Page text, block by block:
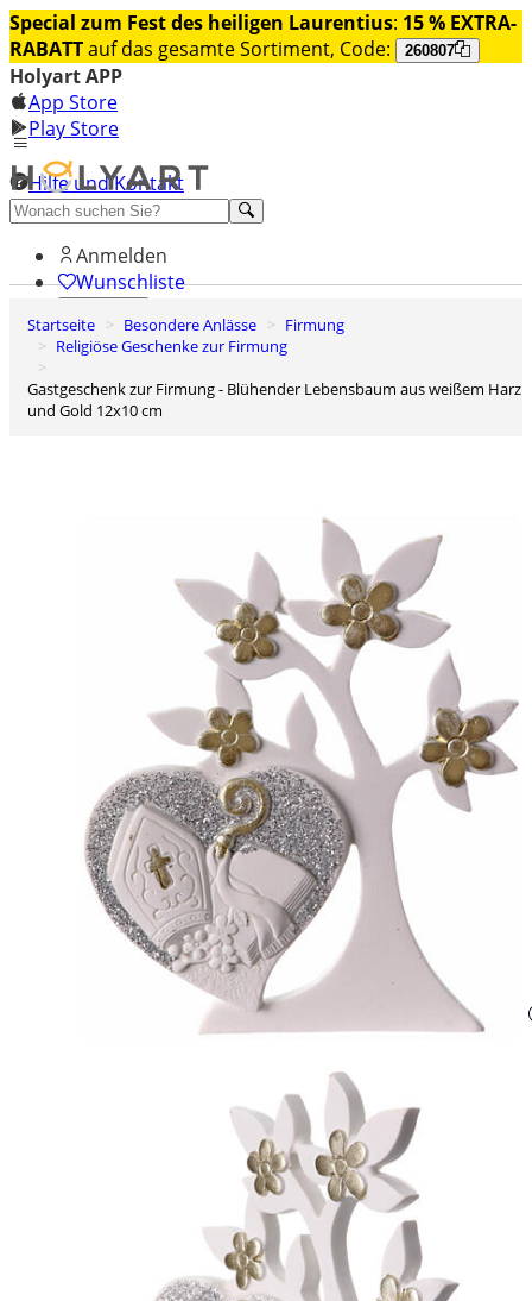
Special zum Fest des heiligen Laurentius: 15 % EXTRA-
RABATTauf das gesamte Sortiment, Code: 260807
Holyart APP
App Store
Play Store
Hilfe und Kontakt
Entdecken Sie Premium
Anmelden
Wunschliste
0
Warenkorb
Startseite Besondere Anlässe
Firmung
Religiöse Geschenke zur Firmung
Gastgeschenk zur Firmung - Blühender Lebensbaum aus weißem Harz
und Gold 12x10 cm